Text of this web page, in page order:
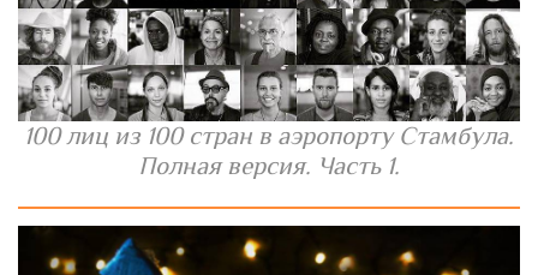
100 лиц из 100 стран в аэропорту Стамбула.
Полная версия. Часть 1.